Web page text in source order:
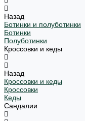
Назад
Ботинки и полуботинки
Ботинки
Полуботинки
Кроссовки и кеды
Назад
Кроссовки и кеды
Кроссовки
Кеды
Сандалии